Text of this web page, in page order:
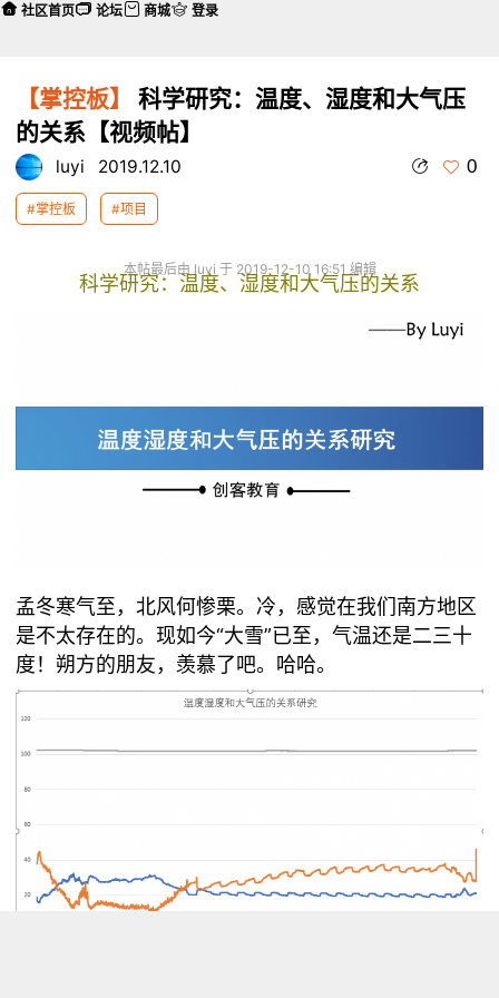
【掌控板】
科学研究：温度、湿度和大气压
的关系【视频帖】
luyi 2019.12.10 0
#掌控板 #项目
本帖最后由 luyi 于 2019-12-10 16:51 编辑
科学研究：温度、湿度和大气压的关系
孟冬寒气至，北风何惨栗。冷，感觉在我们南方地区
是不太存在的。现如今“大雪”已至，气温还是二三十
度！朔方的朋友，羡慕了吧。哈哈。
社区首页 论坛 商城 登录